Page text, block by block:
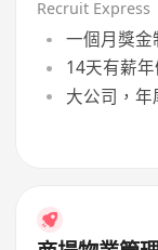
Recruit Express
一個月獎金
14天有薪
大公司，